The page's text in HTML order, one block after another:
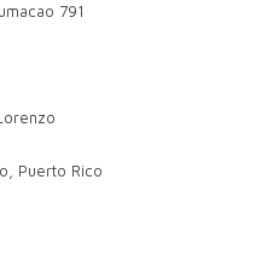
791
Puerto Rico